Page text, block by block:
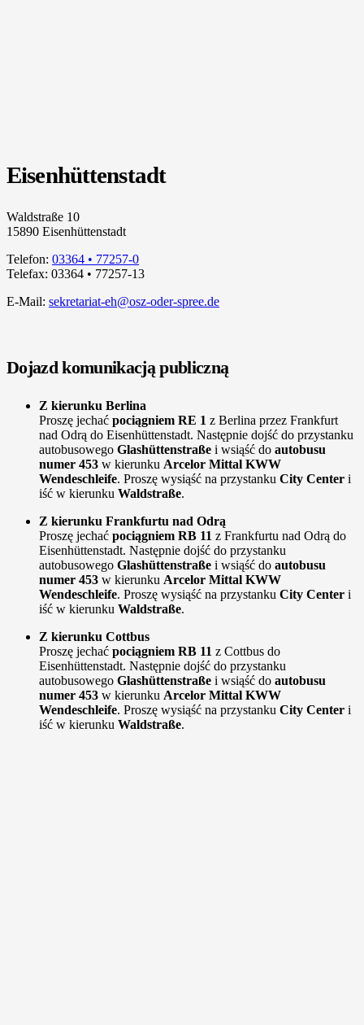
Eisenhüttenstadt
Waldstraße 10
15890 Eisenhüttenstadt
Telefon: 03364 • 77257-0
Telefax: 03364 • 77257-13
E-Mail: sekretariat-eh@osz-oder-spree.de
Dojazd komunikacją publiczną
Z kierunku Berlina
Proszę jechać pociągniem RE 1 z Berlina przez Frankfurt
nad Odrą do Eisenhüttenstadt. Następnie dojść do przystanku
autobusowego Glashüttenstraße i wsiąść do autobusu
numer 453 w kierunku Arcelor Mittal KWW
Wendeschleife. Proszę wysiąść na przystanku City Center i
iść w kierunku Waldstraße.
Z kierunku Frankfurtu nad Odrą
Proszę jechać pociągniem RB 11 z Frankfurtu nad Odrą do
Eisenhüttenstadt. Następnie dojść do przystanku
autobusowego Glashüttenstraße i wsiąść do autobusu
numer 453 w kierunku Arcelor Mittal KWW
Wendeschleife. Proszę wysiąść na przystanku City Center i
iść w kierunku Waldstraße.
Z kierunku Cottbus
Proszę jechać pociągniem RB 11 z Cottbus do
Eisenhüttenstadt. Następnie dojść do przystanku
autobusowego Glashüttenstraße i wsiąść do autobusu
numer 453 w kierunku Arcelor Mittal KWW
Wendeschleife. Proszę wysiąść na przystanku City Center i
iść w kierunku Waldstraße.